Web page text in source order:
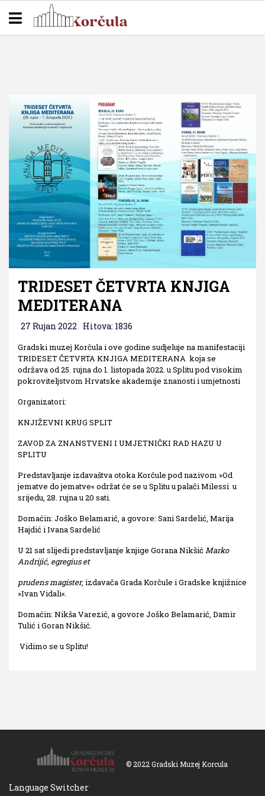
TRIDESET ČETVRTA KNJIGA
MEDITERANA
27 Rujan 2022 Hitova: 1836
Gradski muzej Korčula i ove godine sudjeluje na manifestaciji
TRIDESET ČETVRTA KNJIGA MEDITERANA koja se
održava od 25. rujna do 1. listopada 2022. u Splitu pod visokim
pokroviteljstvom Hrvatske akademije znanosti i umjetnosti
Organizatori:
KNJIŽEVNI KRUG SPLIT
ZAVOD ZA ZNANSTVENI I UMJETNIČKI RAD HAZU U
SPLITU
Predstavljanje izdavaštva otoka Korčule pod nazivom »Od
jematve do jematve« održat će se u Splitu u palači Milessi u
srijedu, 28. rujna u 20 sati.
Domaćin: Joško Belamarić, a govore: Sani Sardelić, Marija
Hajdić i Ivana Sardelić
U 21 sat slijedi predstavljanje knjige Gorana Nikšić Marko
Andrijić, egregius et
prudens magister, izdavača Grada Korčule i Gradske knjižnice
»Ivan Vidali«.
Domaćin: Nikša Varezić, a govore Joško Belamarić, Damir
Tulić i Goran Nikšić.
Vidimo se u Splitu!
© 2022 Gradski Muzej Korcula
Language Switcher